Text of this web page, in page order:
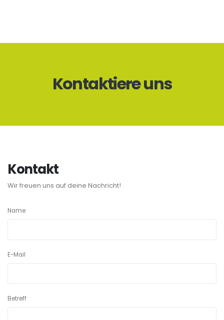
Kontaktiere uns
Kontakt
Wir freuen uns auf deine Nachricht!
Name
E-Mail
Betreff